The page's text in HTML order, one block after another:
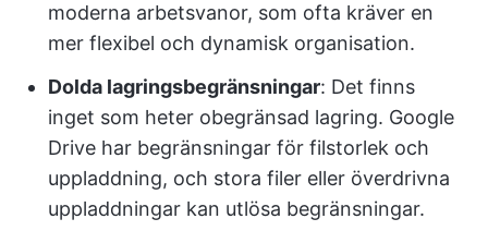
moderna arbetsvanor, som ofta kräver en
mer flexibel och dynamisk organisation.
Dolda lagringsbegränsningar: Det finns
inget som heter obegränsad lagring. Google
Drive har begränsningar för filstorlek och
uppladdning, och stora filer eller överdrivna
uppladdningar kan utlösa begränsningar.